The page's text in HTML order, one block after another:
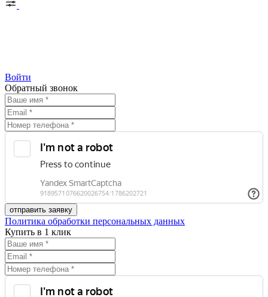
Войти
Обратный звонок
Политика обработки персональных данных
Купить в 1 клик